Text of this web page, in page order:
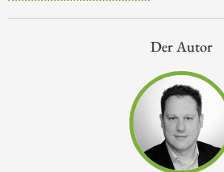
Der Autor